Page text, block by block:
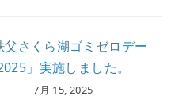
父さくら湖ゴミゼロデー
」実施しました。
7月 15, 2025